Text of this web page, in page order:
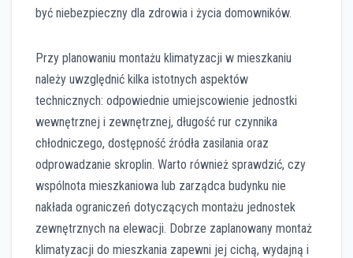
być niebezpieczny dla zdrowia i życia domowników.
Przy planowaniu montażu klimatyzacji w mieszkaniu
należy uwzględnić kilka istotnych aspektów
technicznych: odpowiednie umiejscowienie jednostki
wewnętrznej i zewnętrznej, długość rur czynnika
chłodniczego, dostępność źródła zasilania oraz
odprowadzanie skroplin. Warto również sprawdzić, czy
wspólnota mieszkaniowa lub zarządca budynku nie
nakłada ograniczeń dotyczących montażu jednostek
zewnętrznych na elewacji. Dobrze zaplanowany montaż
klimatyzacji do mieszkania zapewni jej cichą, wydajną i